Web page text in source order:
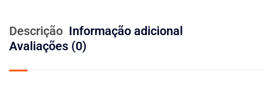
Descrição Informação adicional
Avaliações (0)